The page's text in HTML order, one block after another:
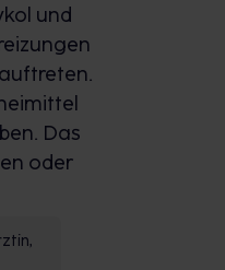
und
Haar
und
Das
oder